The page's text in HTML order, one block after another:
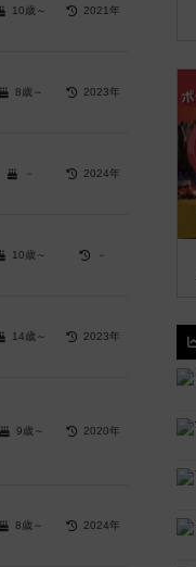
10歳～ 2021年
8歳～ 2023年
－ 2024年
10歳～ －
14歳～ 2023年
9歳～ 2020年
8歳～ 2024年